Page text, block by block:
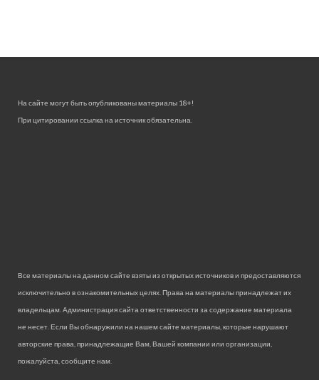
На сайте могут быть опубликованы материалы 18+!
При цитировании ссылка на источник обязательна.
Все материалы на данном сайте взяты из открытых источников и предоставляются
исключительно в ознакомительных целях. Права на материалы принадлежат их
владельцам. Администрация сайта ответственности за содержание материала
не несет. Если Вы обнаружили на нашем сайте материалы, которые нарушают
авторские права, принадлежащие Вам, Вашей компании или организации,
пожалуйста, сообщите нам.